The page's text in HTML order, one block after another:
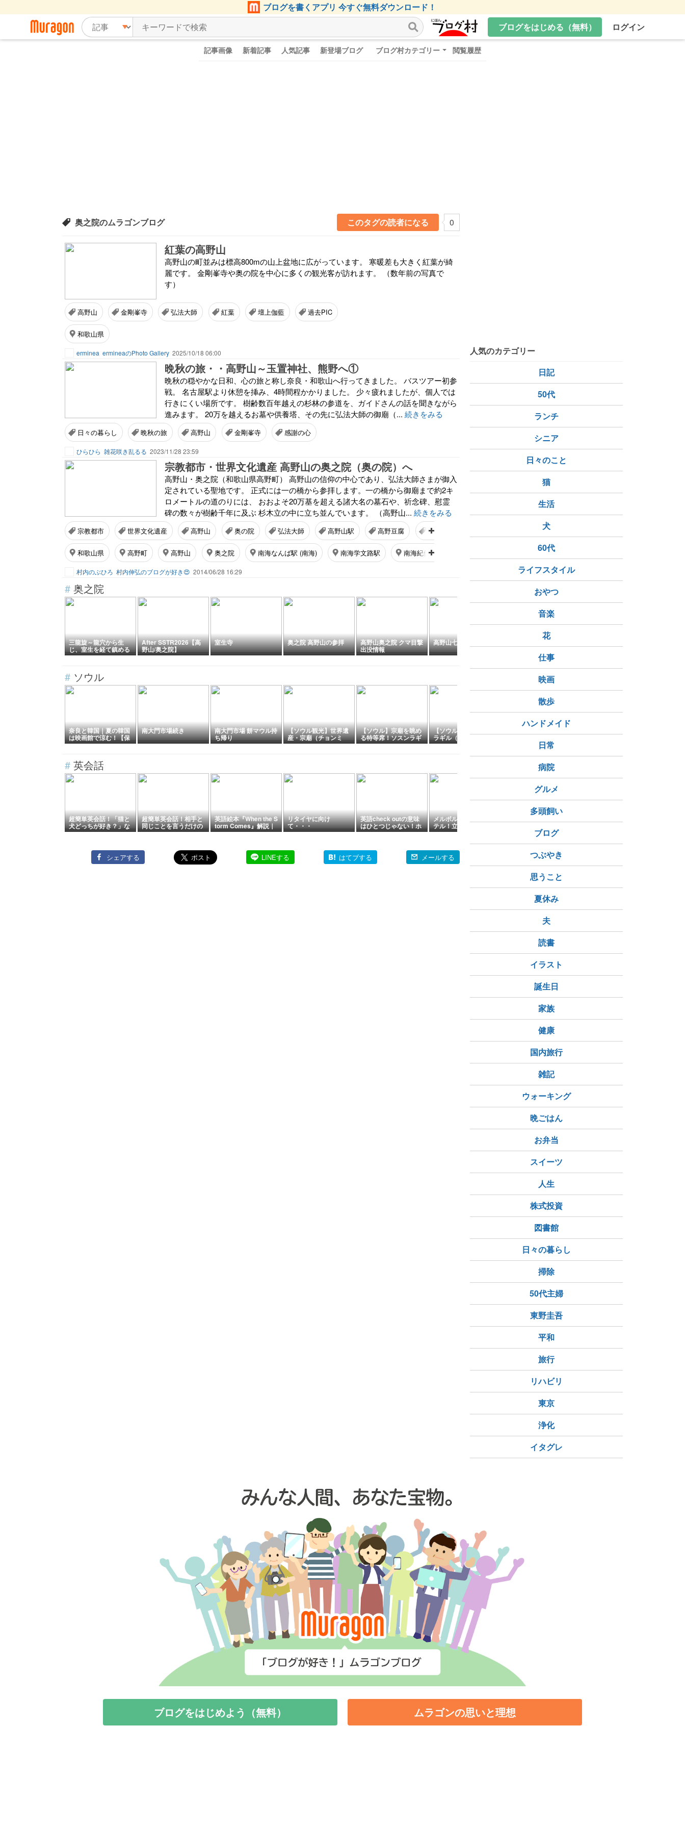
ブログを書くアプリ 今すぐ無料ダウンロード！
ブログをはじめる（無料）
ログイン
記事画像 新着記事 人気記事 新登場ブログ ブログ村カテゴリー 閲覧履歴
奥之院のムラゴンブログ このタグの読者になる 0
紅葉の高野山
高野山の町並みは標高800mの山上盆地に広がっています。 寒暖差も大きく紅葉が綺
麗です。 金剛峯寺や奥の院を中心に多くの観光客が訪れます。 （数年前の写真で
す）
高野山 金剛峯寺 弘法大師 紅葉 壇上伽藍 過去PIC
和歌山県
erminea ermineaのPhoto Gallery 2025/10/18 06:00
晩秋の旅・・高野山～玉置神社、熊野へ①
晩秋の穏やかな日和、心の旅と称し奈良・和歌山へ行ってきました。 バスツアー初参
戦。 名古屋駅より休憩を挿み、4時間程かかりました。 少々疲れましたが、個人では
行きにくい場所です。 樹齢数百年越えの杉林の参道を、ガイドさんの話を聞きながら
進みます。 20万を越えるお墓や供養塔、その先に弘法大師の御廟（... 続きをみる
日々の暮らし 晩秋の旅 高野山 金剛峯寺 感謝の心
ひらひら 雑花咲き乱るる 2023/11/28 23:59
宗教都市・世界文化遺産 高野山の奥之院（奥の院）へ
高野山・奥之院（和歌山県高野町） 高野山の信仰の中心であり、弘法大師さまが御入
定されている聖地です。 正式には一の橋から参拝します。一の橋から御廟まで約2キ
ロメートルの道のりには、 おおよそ20万基を超える諸大名の墓石や、祈念碑、慰霊
碑の数々が樹齢千年に及ぶ 杉木立の中に立ち並んでいます。 （高野山... 続きをみる
宗教都市 世界文化遺産 高野山 奥の院 弘法大師 高野山駅 高野豆腐 こうやくん
和歌山県 高野町 高野山 奥之院 南海なんば駅 (南海) 南海学文路駅 南海紀伊神谷駅
村内のぶひろ 村内伸弘のブログが好き😍 2014/06/28 16:29
# 奥之院
三龍旋～龍穴から生
じ、室生を経て鎮める
～
After SSTR2026【高
野山/奥之院】
室生寺 奥之院 高野山の参拝 高野山奥之院 クマ目撃
出没情報
高野山七不思議 高野山（こうやさん）
壇上伽藍・奥之院 効果を高める日記の書
# ソウル
奈良と韓国｜夏の韓国
は映画館で涼む！【保
存版】
南大門市場続き 南大門市場 餅マウル持
ち帰り
【ソウル観光】世界遺
産・宗廟（チョンミ
ョ）｜新緑が美しい静
【ソウル】宗廟を眺め
る特等席！ソスンラギ
ルの韓屋カフェ Cafe
【ソウル散策】ソスン
ラギル（西巡邏通り）
｜宗廟の石垣沿いに広
【ソウル・安国】hana
hzo 安国店 | お土産に
おすすめ！可愛すぎる
宮が見える絶景カフェ
㉒
# 英会話
超簡単英会話！「猫と
犬どっちが好き？」な
ど質問に「両方とも」
超簡単英会話！相手と
同じことを言うだけの
挨拶 (超初心者向け）
英語絵本『When the S
torm Comes』解説｜
嵐の描写から学ぶ日常
リタイヤに向け
て・・・
英語check outの意味
はひとつじゃない！ホ
テル・図書館・日常会
メルボルンおすすめホ
テル！立地もサービス
も最高だった 2026年
2026年第一回・英検1
シェアする LINEする はてブする メールする
人気のカテゴリー
日記
50代
ランチ
シニア
日々のこと
猫
生活
犬
60代
ライフスタイル
おやつ
音楽
花
仕事
映画
散歩
ハンドメイド
日常
病院
グルメ
多頭飼い
ブログ
つぶやき
思うこと
夏休み
夫
読書
イラスト
誕生日
家族
健康
国内旅行
雑記
ウォーキング
晩ごはん
お弁当
スイーツ
人生
株式投資
図書館
日々の暮らし
掃除
50代主婦
東野圭吾
平和
旅行
リハビリ
東京
浄化
イタグレ
ブログをはじめよう（無料） ムラゴンの思いと理想